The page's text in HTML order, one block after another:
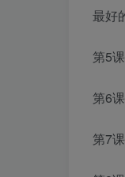
最好
第5
第6
第7